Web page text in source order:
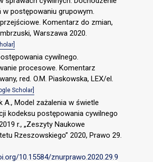
postępowaniu grupowym.
Komentarz do zmian,
Warszawa 2020.
cywilnego.
procesowe. Komentarz
red. O.M. Piaskowska, LEX/el.
Scholar]
A., Model zażalenia w świetle
kodeksu postępowania cywilnego
r., „Zeszyty Naukowe
Rzeszowskiego” 2020, Prawo 29.
10.15584/znurprawo.2020.29.9